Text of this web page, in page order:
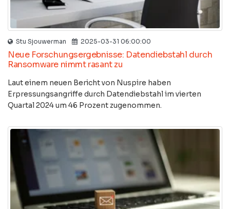
Stu Sjouwerman 2025-03-31 06:00:00
Neue Forschungsergebnisse: Datendiebstahl durch
Ransomware nimmt rasant zu
Laut einem neuen Bericht von Nuspire haben
Erpressungsangriffe durch Datendiebstahl im vierten
Quartal 2024 um 46 Prozent zugenommen.